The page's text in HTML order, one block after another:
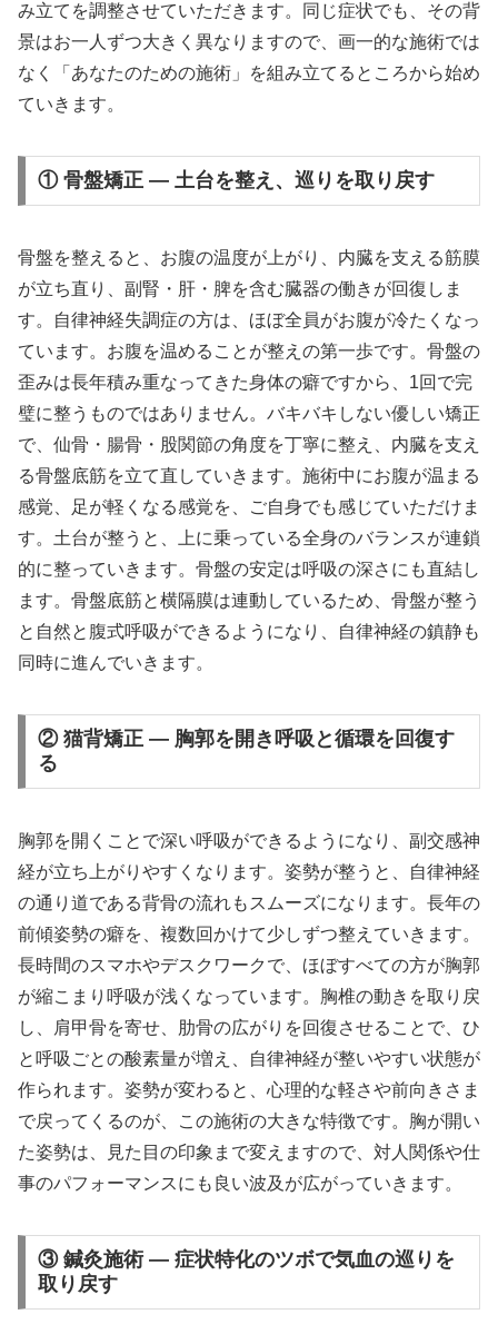
み立てを調整させていただきます。同じ症状でも、その背
景はお一人ずつ大きく異なりますので、画一的な施術では
なく「あなたのための施術」を組み立てるところから始め
ていきます。
① 骨盤矯正 — 土台を整え、巡りを取り戻す
骨盤を整えると、お腹の温度が上がり、内臓を支える筋膜
が立ち直り、副腎・肝・脾を含む臓器の働きが回復しま
す。自律神経失調症の方は、ほぼ全員がお腹が冷たくなっ
ています。お腹を温めることが整えの第一歩です。骨盤の
歪みは長年積み重なってきた身体の癖ですから、1回で完
璧に整うものではありません。バキバキしない優しい矯正
で、仙骨・腸骨・股関節の角度を丁寧に整え、内臓を支え
る骨盤底筋を立て直していきます。施術中にお腹が温まる
感覚、足が軽くなる感覚を、ご自身でも感じていただけま
す。土台が整うと、上に乗っている全身のバランスが連鎖
的に整っていきます。骨盤の安定は呼吸の深さにも直結し
ます。骨盤底筋と横隔膜は連動しているため、骨盤が整う
と自然と腹式呼吸ができるようになり、自律神経の鎮静も
同時に進んでいきます。
② 猫背矯正 — 胸郭を開き呼吸と循環を回復す
る
胸郭を開くことで深い呼吸ができるようになり、副交感神
経が立ち上がりやすくなります。姿勢が整うと、自律神経
の通り道である背骨の流れもスムーズになります。長年の
前傾姿勢の癖を、複数回かけて少しずつ整えていきます。
長時間のスマホやデスクワークで、ほぼすべての方が胸郭
が縮こまり呼吸が浅くなっています。胸椎の動きを取り戻
し、肩甲骨を寄せ、肋骨の広がりを回復させることで、ひ
と呼吸ごとの酸素量が増え、自律神経が整いやすい状態が
作られます。姿勢が変わると、心理的な軽さや前向きさま
で戻ってくるのが、この施術の大きな特徴です。胸が開い
た姿勢は、見た目の印象まで変えますので、対人関係や仕
事のパフォーマンスにも良い波及が広がっていきます。
③ 鍼灸施術 — 症状特化のツボで気血の巡りを
取り戻す